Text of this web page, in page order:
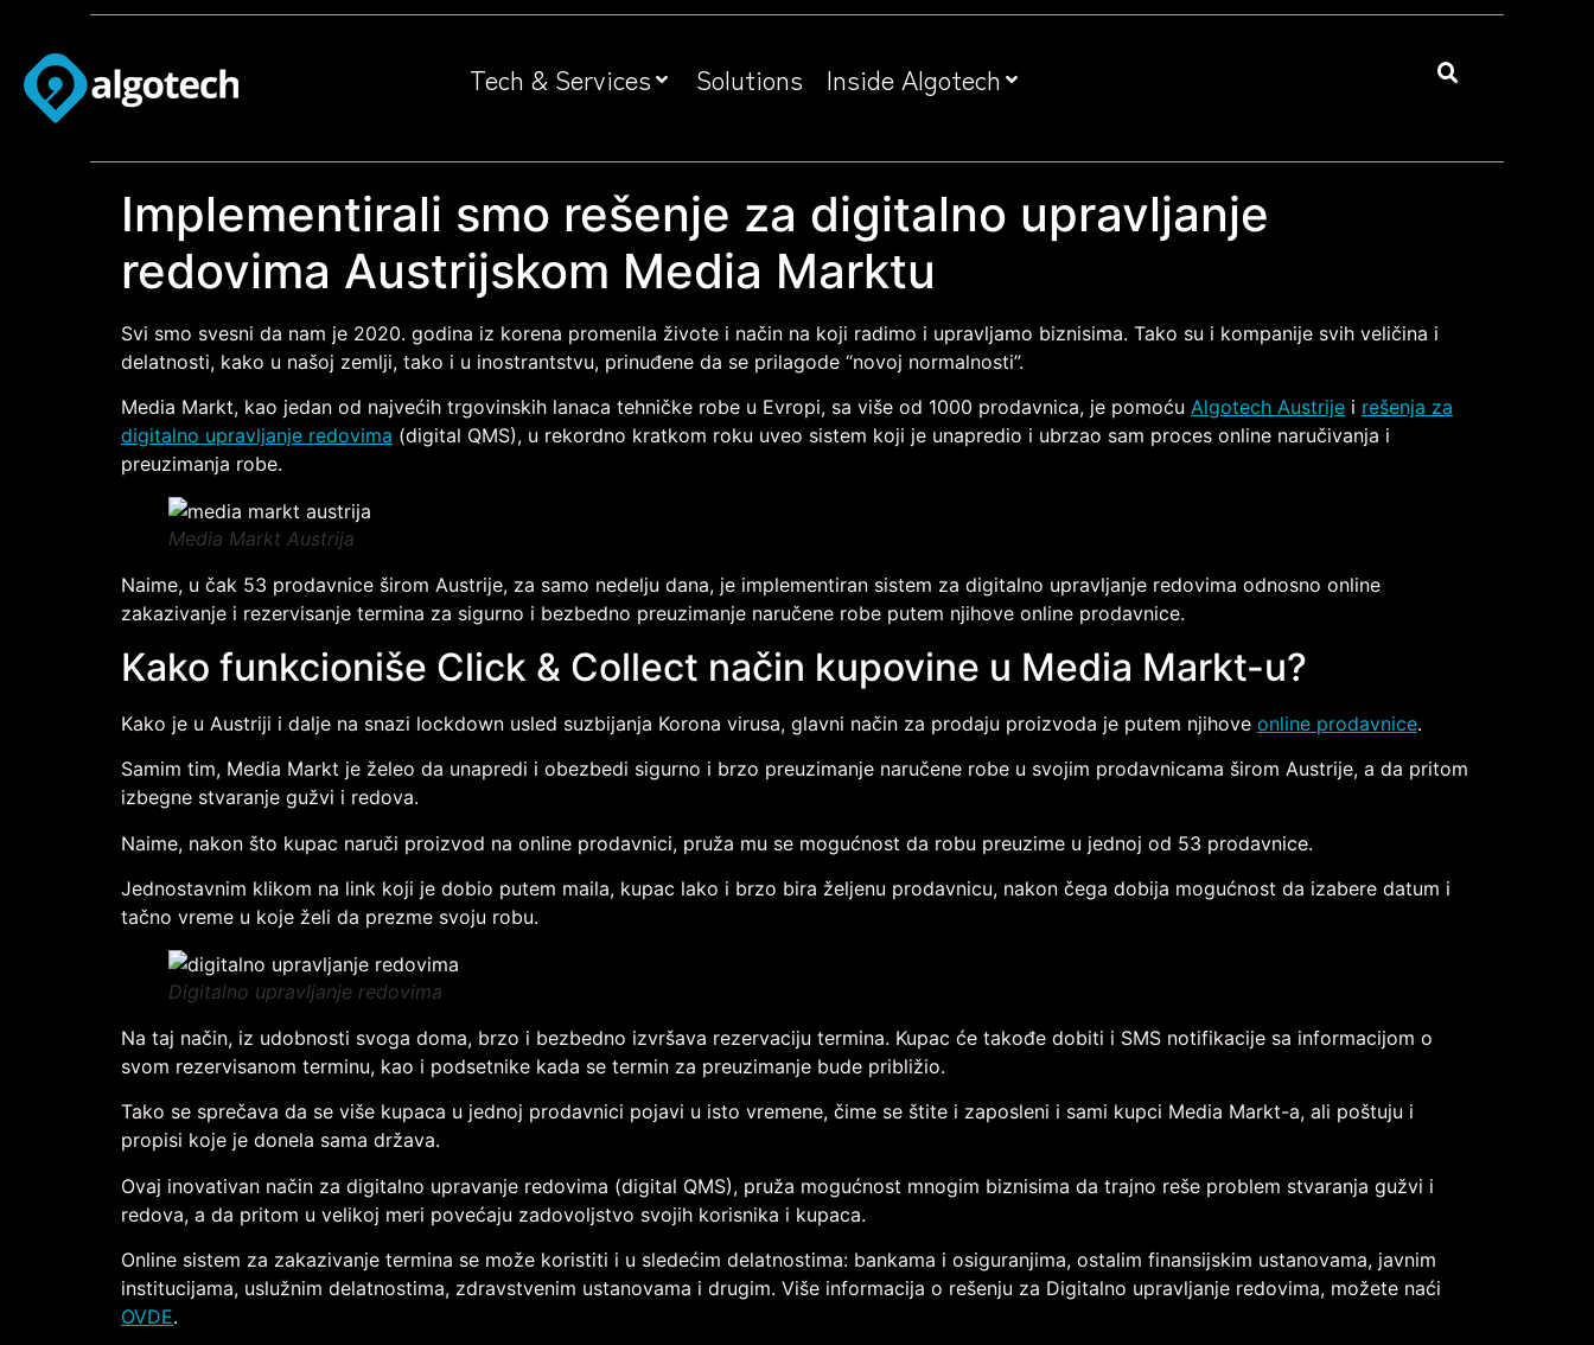
Tech & Services Solutions Inside Algotech
Implementirali smo rešenje za digitalno upravljanje
redovima Austrijskom Media Marktu
Svi smo svesni da nam je 2020. godina iz korena promenila živote i način na koji radimo i upravljamo biznisima. Tako su i kompanije svih veličina i
delatnosti, kako u našoj zemlji, tako i u inostrantstvu, prinuđene da se prilagode “novoj normalnosti”.
Media Markt, kao jedan od najvećih trgovinskih lanaca tehničke robe u Evropi, sa više od 1000 prodavnica, je pomoću Algotech Austrije i rešenja za
digitalno upravljanje redovima (digital QMS), u rekordno kratkom roku uveo sistem koji je unapredio i ubrzao sam proces online naručivanja i
preuzimanja robe.
Media Markt Austrija
Naime, u čak 53 prodavnice širom Austrije, za samo nedelju dana, je implementiran sistem za digitalno upravljanje redovima odnosno online
zakazivanje i rezervisanje termina za sigurno i bezbedno preuzimanje naručene robe putem njihove online prodavnice.
Kako funkcioniše Click & Collect način kupovine u Media Markt-u?
Kako je u Austriji i dalje na snazi lockdown usled suzbijanja Korona virusa, glavni način za prodaju proizvoda je putem njihove online prodavnice.
Samim tim, Media Markt je želeo da unapredi i obezbedi sigurno i brzo preuzimanje naručene robe u svojim prodavnicama širom Austrije, a da pritom
izbegne stvaranje gužvi i redova.
Naime, nakon što kupac naruči proizvod na online prodavnici, pruža mu se mogućnost da robu preuzime u jednoj od 53 prodavnice.
Jednostavnim klikom na link koji je dobio putem maila, kupac lako i brzo bira željenu prodavnicu, nakon čega dobija mogućnost da izabere datum i
tačno vreme u koje želi da prezme svoju robu.
Digitalno upravljanje redovima
Na taj način, iz udobnosti svoga doma, brzo i bezbedno izvršava rezervaciju termina. Kupac će takođe dobiti i SMS notifikacije sa informacijom o
svom rezervisanom terminu, kao i podsetnike kada se termin za preuzimanje bude približio.
Tako se sprečava da se više kupaca u jednoj prodavnici pojavi u isto vremene, čime se štite i zaposleni i sami kupci Media Markt-a, ali poštuju i
propisi koje je donela sama država.
Ovaj inovativan način za digitalno upravanje redovima (digital QMS), pruža mogućnost mnogim biznisima da trajno reše problem stvaranja gužvi i
redova, a da pritom u velikoj meri povećaju zadovoljstvo svojih korisnika i kupaca.
Online sistem za zakazivanje termina se može koristiti i u sledećim delatnostima: bankama i osiguranjima, ostalim finansijskim ustanovama, javnim
institucijama, uslužnim delatnostima, zdravstvenim ustanovama i drugim. Više informacija o rešenju za Digitalno upravljanje redovima, možete naći
OVDE.